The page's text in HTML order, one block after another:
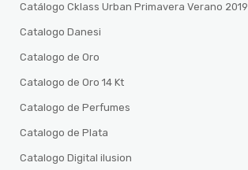
Catálogo Cklass Urban Primavera Verano 2019
Catalogo Danesi
Catalogo de Oro
Catalogo de Oro 14 Kt
Catalogo de Perfumes
Catalogo de Plata
Catalogo Digital ilusion